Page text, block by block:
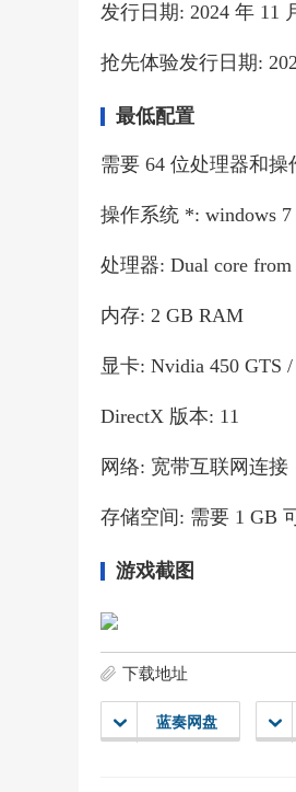
发行日期: 2024 年 11
抢先体验发行日期:
最低配置
需要 64 位处理器和操
操作系统 *: windows 7
处理器: Dual core
内存: 2 GB RAM
显卡: Nvidia 450 GTS
DirectX 版本: 11
网络: 宽带互联网连接
存储空间: 需要 1 GB
游戏截图
下载地址
蓝奏网盘